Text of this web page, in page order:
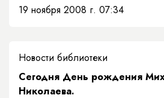
19 ноября 2008 г. 07:34
Новости библиотеки
Сегодня День рождения
Николаева.